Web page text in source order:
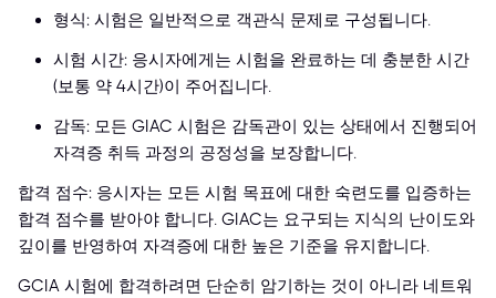
형식: 시험은 일반적으로 객관식 문제로 구성됩니다.
시험 시간: 응시자에게는 시험을 완료하는 데 충분한 시간
(보통 약 4시간)이 주어집니다.
감독: 모든 GIAC 시험은 감독관이 있는 상태에서 진행되어
자격증 취득 과정의 공정성을 보장합니다.
합격 점수: 응시자는 모든 시험 목표에 대한 숙련도를 입증하는
합격 점수를 받아야 합니다. GIAC는 요구되는 지식의 난이도와
깊이를 반영하여 자격증에 대한 높은 기준을 유지합니다.
GCIA 시험에 합격하려면 단순히 암기하는 것이 아니라 네트워